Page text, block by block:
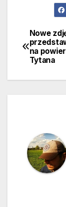
Nowe
na
Tytana